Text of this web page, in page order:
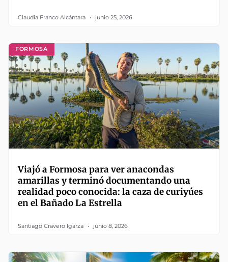
Claudia Franco Alcántara junio 25, 2026
FORMOSA
Viajó a Formosa para ver anacondas
amarillas y terminó documentando una
realidad poco conocida: la caza de curiyúes
en el Bañado La Estrella
Santiago Cravero Igarza junio 8, 2026